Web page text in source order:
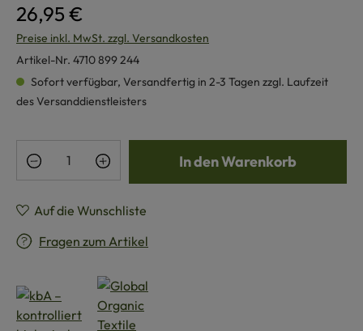
26,95 €
Preise inkl. MwSt. zzgl. Versandkosten
Artikel-Nr. 4710 899 244
Sofort verfügbar, Versandfertig in 2-3 Tagen zzgl. Laufzeit
des Versanddienstleisters
Produkt Anzahl: Gib den gewünschten
In den Warenkorb
Auf die Wunschliste
Fragen zum Artikel